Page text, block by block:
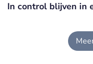
In control blijven in